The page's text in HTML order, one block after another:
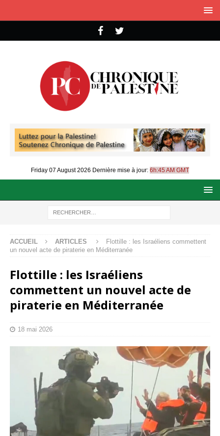
Friday 07 August 2026 Dernière mise à jour: 6h:45 AM GMT
ACCUEIL ARTICLES
Flottille : les Israéliens commettent
un nouvel acte de piraterie en Méditerranée
Flottille : les Israéliens
commettent un nouvel acte de
piraterie en Méditerranée
18 mai 2026